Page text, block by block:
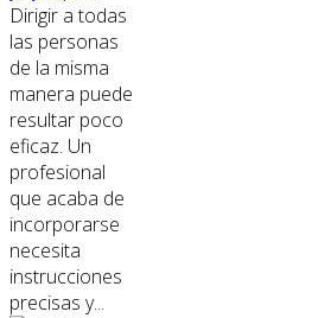
Dirigir a todas
las personas
de la misma
manera puede
resultar poco
eficaz. Un
profesional
que acaba de
incorporarse
necesita
instrucciones
precisas y...